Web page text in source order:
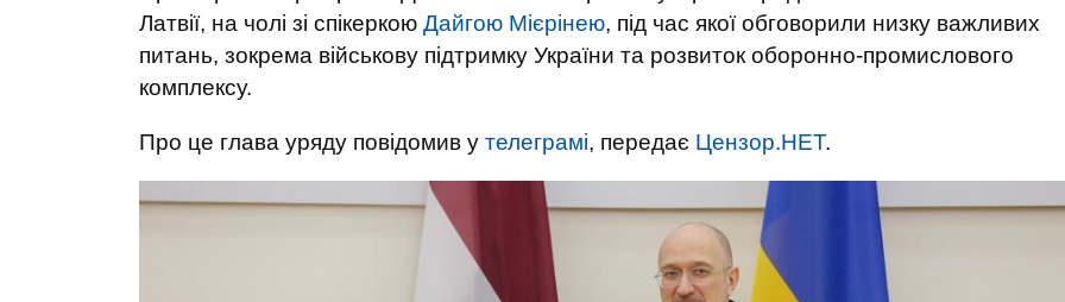
Латвії, на чолі зі спікеркою Дайгою Мієрінею, під час якої обговорили низку важливих
питань, зокрема військову підтримку України та розвиток оборонно-промислового
комплексу.
Про це глава уряду повідомив у телеграмі, передає Цензор.НЕТ.